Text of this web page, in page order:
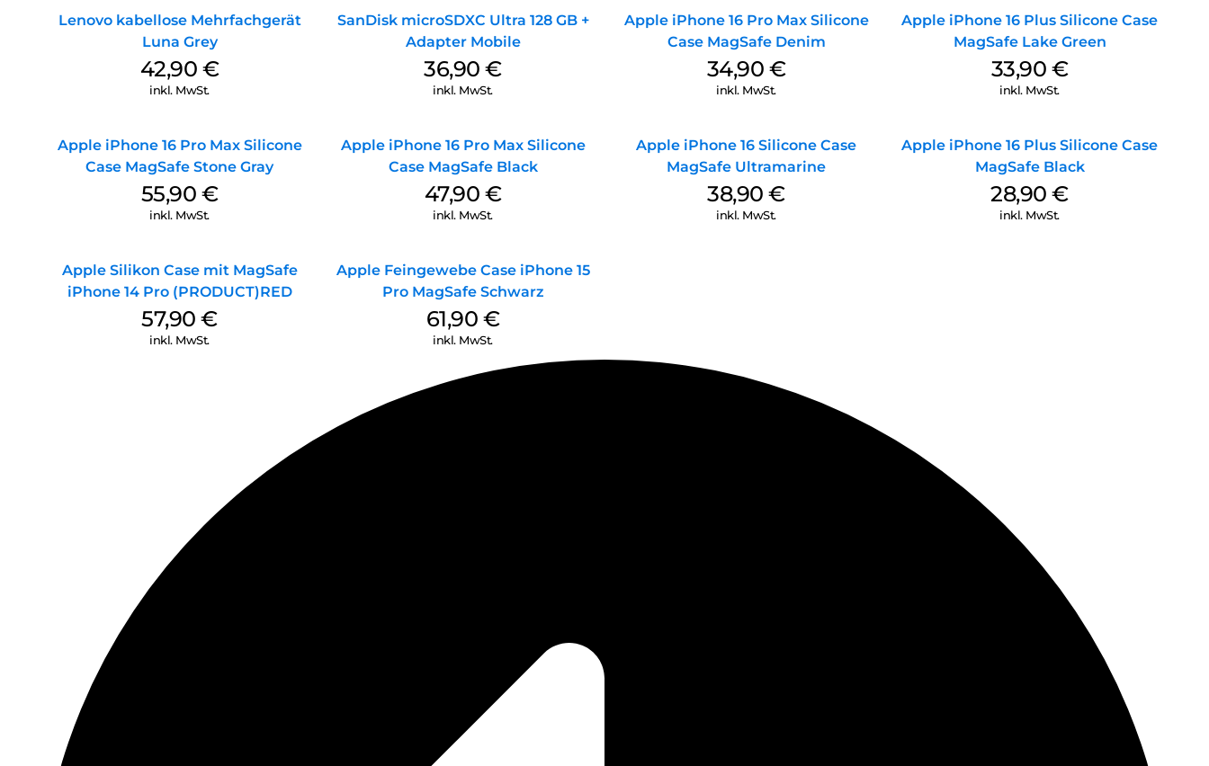
Lenovo kabellose Mehrfachgerät
Luna Grey
42,90 €
inkl. MwSt.
SanDisk microSDXC Ultra 128 GB +
Adapter Mobile
36,90€
inkl. MwSt.
Apple iPhone 16 Pro Max Silicone
Case MagSafe Denim
34,90 €
inkl. MwSt.
Apple iPhone 16 Plus Silicone Case
MagSafe Lake Green
33,90 €
inkl. MwSt.
Apple iPhone 16 Pro Max Silicone
Case MagSafe Stone Gray
55,90 €
inkl. MwSt.
Apple iPhone 16 Pro Max Silicone
Case MagSafe Black
47,90 €
inkl. MwSt.
Apple iPhone 16 Silicone Case
MagSafe Ultramarine
38,90€
inkl. MwSt.
Apple iPhone 16 Plus Silicone Case
MagSafe Black
28,90€
inkl. MwSt.
Apple Silikon Case mit MagSafe
iPhone 14 Pro (PRODUCT)RED
57,90€
inkl. MwSt.
Apple Feingewebe Case iPhone 15
Pro MagSafe Schwarz
61,90 €
inkl. MwSt.